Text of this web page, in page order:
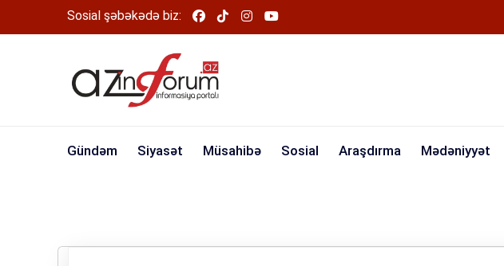
Sosial şəbəkədə biz:
Gündəm Siyasət Müsahibə Sosial Araşdırma Mədəniyyət